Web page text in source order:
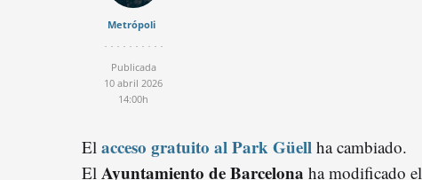
Metrópoli
Publicada
10 abril 2026
14:00h
El acceso gratuito al Park Güell ha cambiado.
El Ayuntamiento de Barcelona ha modificado el